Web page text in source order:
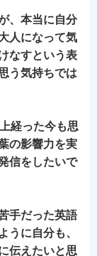
、本当に自分
人になって気
なすという表
う気持ちでは
経った今も思
の影響力を実
信をしたいで
手だった英語
うに自分も、
伝えたいと思